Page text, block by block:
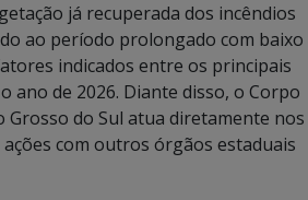
já recuperada dos incêndios
ao período prolongado com baixo
indicados entre os principais
ano de 2026. Diante disso, o Corpo
Grosso do Sul atua diretamente nos
com outros órgãos estaduais